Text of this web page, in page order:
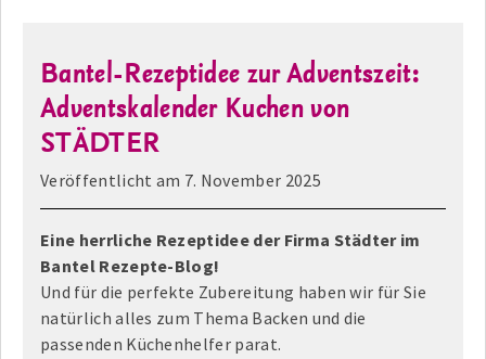
Bantel-Rezeptidee zur Adventszeit:
Adventskalender Kuchen von
STÄDTER
Veröffentlicht am 7. November 2025
Eine herrliche Rezeptidee der Firma Städter im
Bantel Rezepte-Blog!
Und für die perfekte Zubereitung haben wir für Sie
natürlich alles zum Thema Backen und die
passenden Küchenhelfer parat.